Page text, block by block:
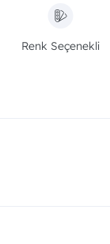
Renk Seçenekli